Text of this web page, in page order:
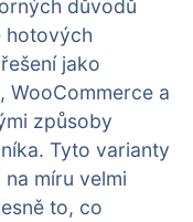
důvodů
hotových
jako
WooCommerce a
způsoby
Tyto varianty
míru velmi
to, co